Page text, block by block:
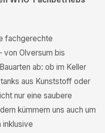
fachgerechte
von Olversum bis
ab: ob im Keller
aus Kunststoff oder
nur eine saubere
kümmern uns auch um
inklusive